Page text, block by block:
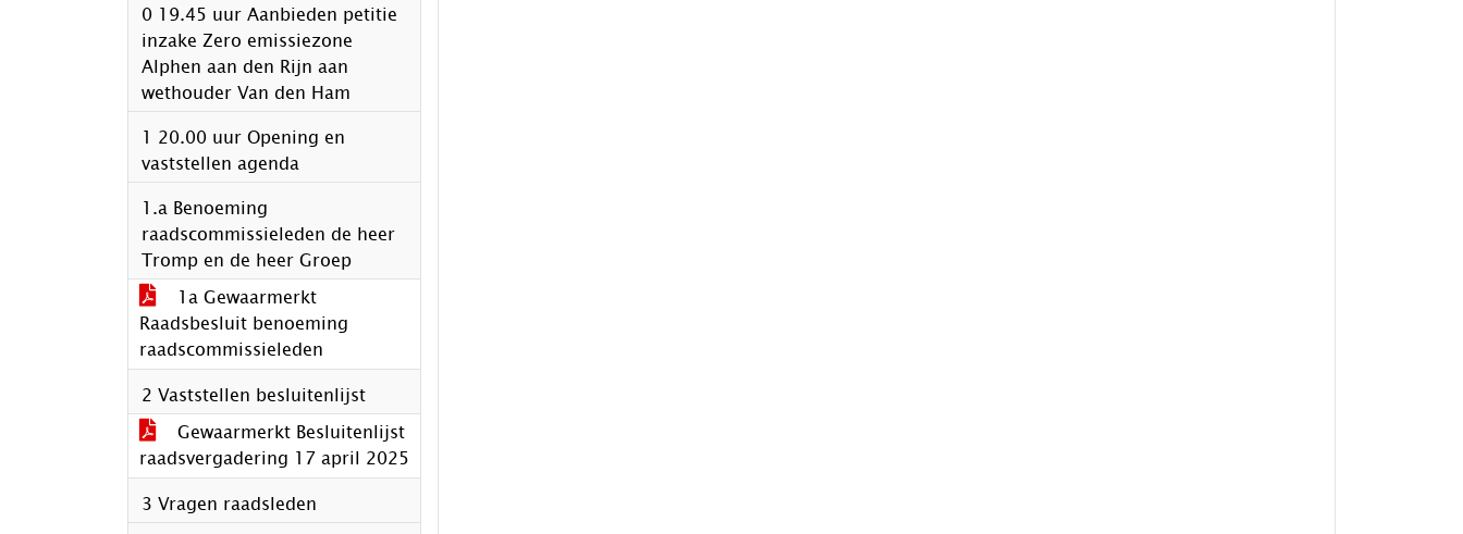
0 19.45 uur Aanbieden petitie
inzake Zero emissiezone
Alphen aan den Rijn aan
wethouder Van den Ham
1 20.00 uur Opening en
vaststellen agenda
1.a Benoeming
raadscommissieleden de heer
Tromp en de heer Groep
1a Gewaarmerkt
Raadsbesluit benoeming
raadscommissieleden
2 Vaststellen besluitenlijst
Gewaarmerkt Besluitenlijst
raadsvergadering 17 april 2025
3 Vragen raadsleden